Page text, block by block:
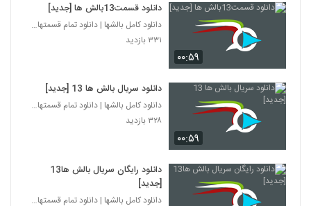
۰۰:۵۹
دانلود قسمت13بالش ها [جدید]
دانلود کامل بالشها | دانلود تمام قسمتهای سریال بال
۳۳۱ بازدید
۰۰:۵۹
دانلود سریال بالش ها 13 [جدید]
دانلود کامل بالشها | دانلود تمام قسمتهای سریال بال
۳۲۸ بازدید
دانلود رایگان سریال بالش ها13
[جدید]
دانلود کامل بالشها | دانلود تمام قسمتهای سریال بال